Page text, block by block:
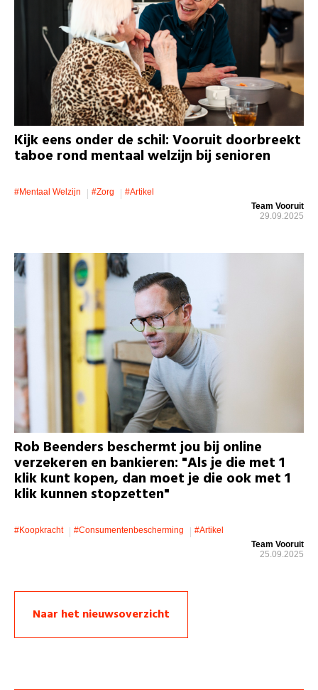
Kijk eens onder de schil: Vooruit doorbreekt
taboe rond mentaal welzijn bij senioren
#mentaal Welzijn #zorg
#artikel
Team Vooruit
29.09.2025
Rob Beenders beschermt jou bij online
verzekeren en bankieren: "Als je die met 1
klik kunt kopen, dan moet je die ook met 1
klik kunnen stopzetten"
#koopkracht #consumentenbescherming
#artikel
Team Vooruit
25.09.2025
Naar het nieuwsoverzicht